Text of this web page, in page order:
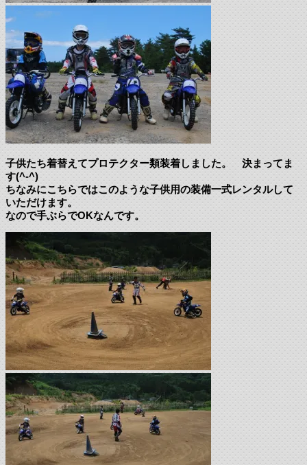
子供たち着替えてプロテクター類装着しました。 決まってま
す(^-^)
ちなみにこちらではこのような子供用の装備一式レンタルして
いただけます。
なので手ぶらでOKなんです。